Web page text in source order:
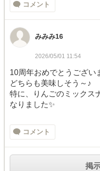
コメント
みみみ16
2026/05/01 11:54
10周年おめでとうござい
どちらも美味しそう～♪
特に、りんごのミックス
なりました✨
コメント
掲